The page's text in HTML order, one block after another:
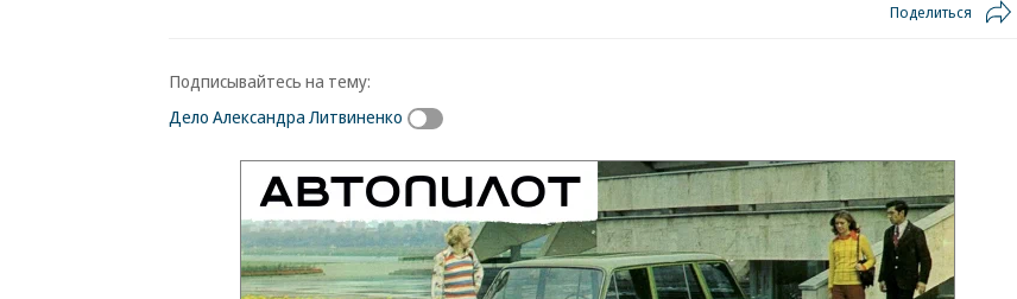
Поделиться
Подписывайтесь на тему:
Дело Александра Литвиненко